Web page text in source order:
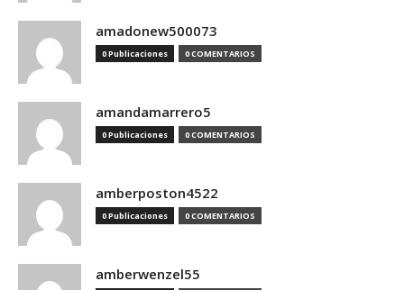
amadonew500073
0 Publicaciones 0 COMENTARIOS
amandamarrero5
0 Publicaciones 0 COMENTARIOS
amberposton4522
0 Publicaciones 0 COMENTARIOS
amberwenzel55